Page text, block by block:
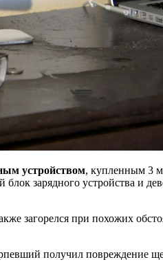
устройством, купленным 3
зарядного устройства и
загорелся при похожих
получил повреждение